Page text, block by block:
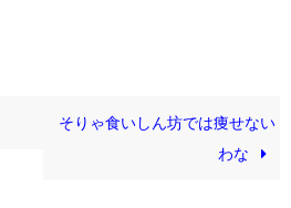
そりゃ食いしん坊では痩せない
わな